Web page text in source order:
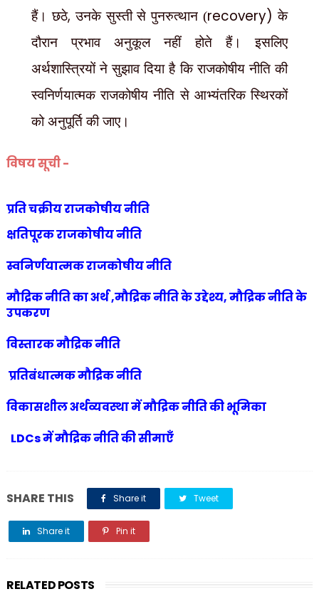
हैं। छठे,उनके सुस्ती से पुनरुत्थान (recovery)के
दौरान प्रभाव अनुकूल नहीं होते हैं। इसलिए
अर्थशास्त्रियों ने सुझाव दिया है कि राजकोषीय नीति की
स्वनिर्णयात्मक राजकोषीय नीति से आभ्यंतरिक स्थिरकों
को अनुपूर्ति की जाए।
विषय सूची -
प्रति चक्रीय राजकोषीय नीति
क्षतिपूरक राजकोषीय नीति
स्वनिर्णयात्मक राजकोषीय नीति
मौद्रिक नीति का अर्थ ,मौद्रिक नीति के उद्देश्य, मौद्रिक नीति के
उपकरण
विस्तारक मौद्रिक नीति
प्रतिबंधात्मक मौद्रिक नीति
विकासशील अर्थव्यवस्था में मौद्रिक नीति की भूमिका
LDCs में मौद्रिक नीति की सीमाएँ
SHARE THIS Share it Tweet
Share it Pin it
RELATED POSTS